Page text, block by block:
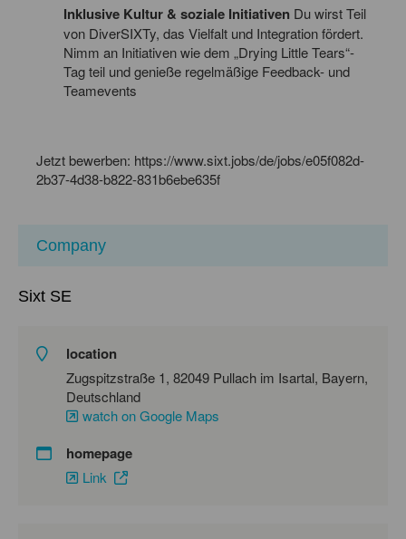
Inklusive Kultur & soziale Initiativen Du wirst Teil
von DiverSIXTy, das Vielfalt und Integration fördert.
Nimm an Initiativen wie dem „Drying Little Tears“-
Tag teil und genieße regelmäßige Feedback- und
Teamevents
Jetzt bewerben: https://www.sixt.jobs/de/jobs/e05f082d-
2b37-4d38-b822-831b6ebe635f
Company
Sixt SE
location
Zugspitzstraße 1, 82049 Pullach im Isartal, Bayern,
Deutschland
watch on Google Maps
homepage
Link